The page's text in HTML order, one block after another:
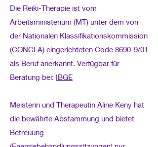
Die Reiki-Therapie ist vom
Arbeitsministerium (MT) unter dem von
der Nationalen Klassifikationskommission
(CONCLA) eingerichteten Code 8690-9/01
als Beruf anerkannt. Verfügbar für
Beratung bei: IBGE
Meisterin und Therapeutin Aline Keny hat
die bewährte Abstammung und bietet
Betreuung